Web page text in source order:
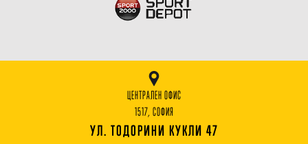
ЦЕНТРАЛЕН ОФИС
1517, СОФИЯ
УЛ. ТОДОРИНИ КУКЛИ 47